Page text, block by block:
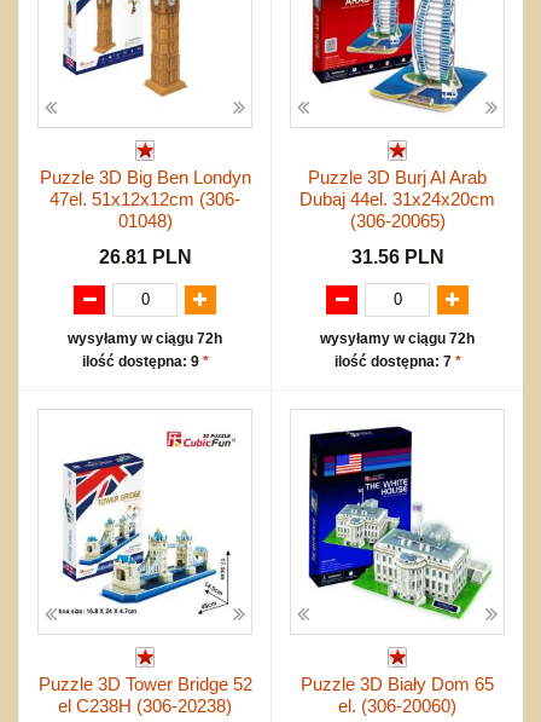
Puzzle 3D Big Ben Londyn
47el. 51x12x12cm (306-
01048)
26.81 PLN
wysyłamy w ciągu 72h
ilość dostępna: 9 *
Puzzle 3D Burj Al Arab
Dubaj 44el. 31x24x20cm
(306-20065)
31.56 PLN
wysyłamy w ciągu 72h
ilość dostępna: 7 *
Puzzle 3D Tower Bridge 52
el C238H (306-20238)
Puzzle 3D Biały Dom 65
el. (306-20060)